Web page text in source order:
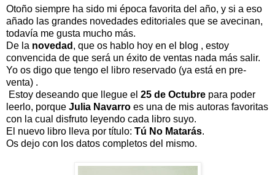
Otoño siempre ha sido mi época favorita del año, y si a eso
añado las grandes novedades editoriales que se avecinan,
todavía me gusta mucho más.
De la novedad , que os hablo hoy en el blog , estoy
convencida de que será un éxito de ventas nada más salir.
Yo os digo que tengo el libro reservado (ya está en pre-
venta) .
Estoy deseando que llegue el 25 de Octubre para poder
leerlo, porque Julia Navarro es una de mis autoras favoritas
con la cual disfruto leyendo cada libro suyo.
El nuevo libro lleva por título: Tú No Matarás.
Os dejo con los datos completos del mismo.